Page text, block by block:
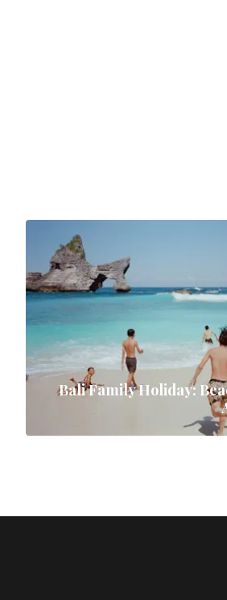
Bali Family Holiday: